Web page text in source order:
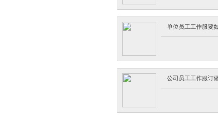
单位员工工作服要
公司员工工作服订